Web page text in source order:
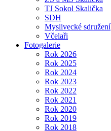
TJ Sokol Skalička
SDH
Myslivecké sdružení
Včelaři
Fotogalerie
Rok 2026
Rok 2025
Rok 2024
Rok 2023
Rok 2022
Rok 2021
Rok 2020
Rok 2019
Rok 2018